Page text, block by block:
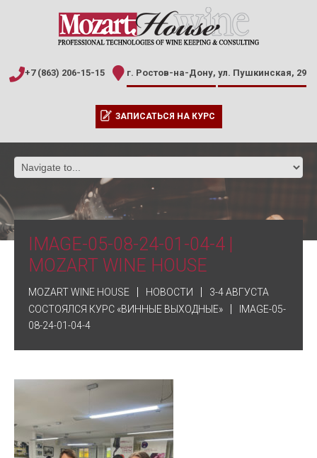
+7 (863) 206-15-15 г. Ростов-на-Дону, ул. Пушкинская, 29
ЗАПИСАТЬСЯ НА КУРС
IMAGE-05-08-24-01-04-4 |
MOZART WINE HOUSE
MOZART WINE HOUSE НОВОСТИ
3-4 АВГУСТА
СОСТОЯЛСЯ КУРС «ВИННЫЕ ВЫХОДНЫЕ»
IMAGE-05-
08-24-01-04-4